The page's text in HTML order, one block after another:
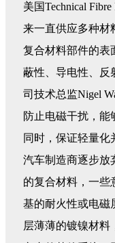
美国Technical
来一直供应多种材
复合材料部件的表
蔽性、导电性、反
司技术总监Nigel
防止电磁干扰，能
同时，保证轻量化
汽车制造商逐步放
的复合材料，一些
基的耐火性或电磁
层薄薄的镀镍材料